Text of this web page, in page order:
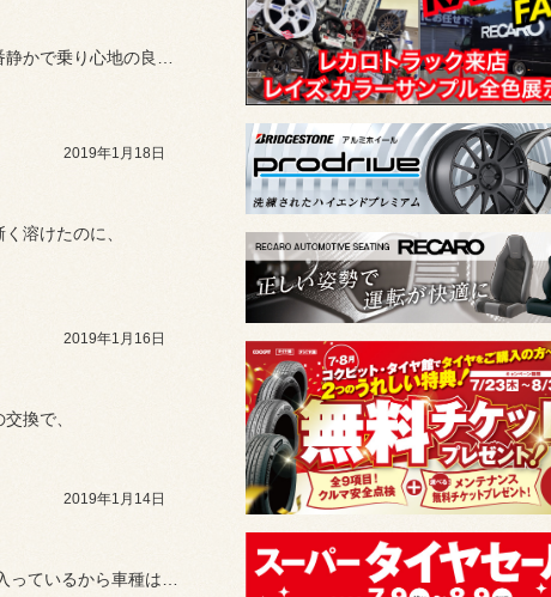
2019年1月18日
溶けたのに、
2019年1月16日
換で、
2019年1月14日